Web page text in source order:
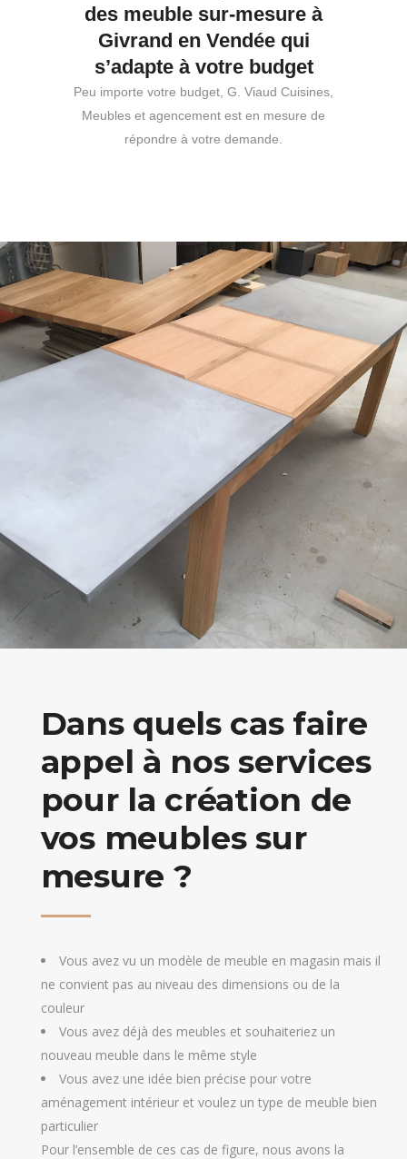
des meuble sur-mesure à
Givrand en Vendée qui
s’adapte à votre budget
Peu importe votre budget, G. Viaud Cuisines,
Meubles et agencement est en mesure de
répondre à votre demande.
Dans quels cas faire
appel à nos services
pour la création de
vos meubles sur
mesure ?
Vous avez vu un modèle de meuble en magasin mais il
ne convient pas au niveau des dimensions ou de la
couleur
Vous avez déjà des meubles et souhaiteriez un
nouveau meuble dans le même style
Vous avez une idée bien précise pour votre
aménagement intérieur et voulez un type de meuble bien
particulier
Pour l’ensemble de ces cas de figure, nous avons la